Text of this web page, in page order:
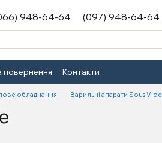
948-64-64 (097) 948-64-64
повернення Контакти
обладнання Варильні апарати Sous Vide